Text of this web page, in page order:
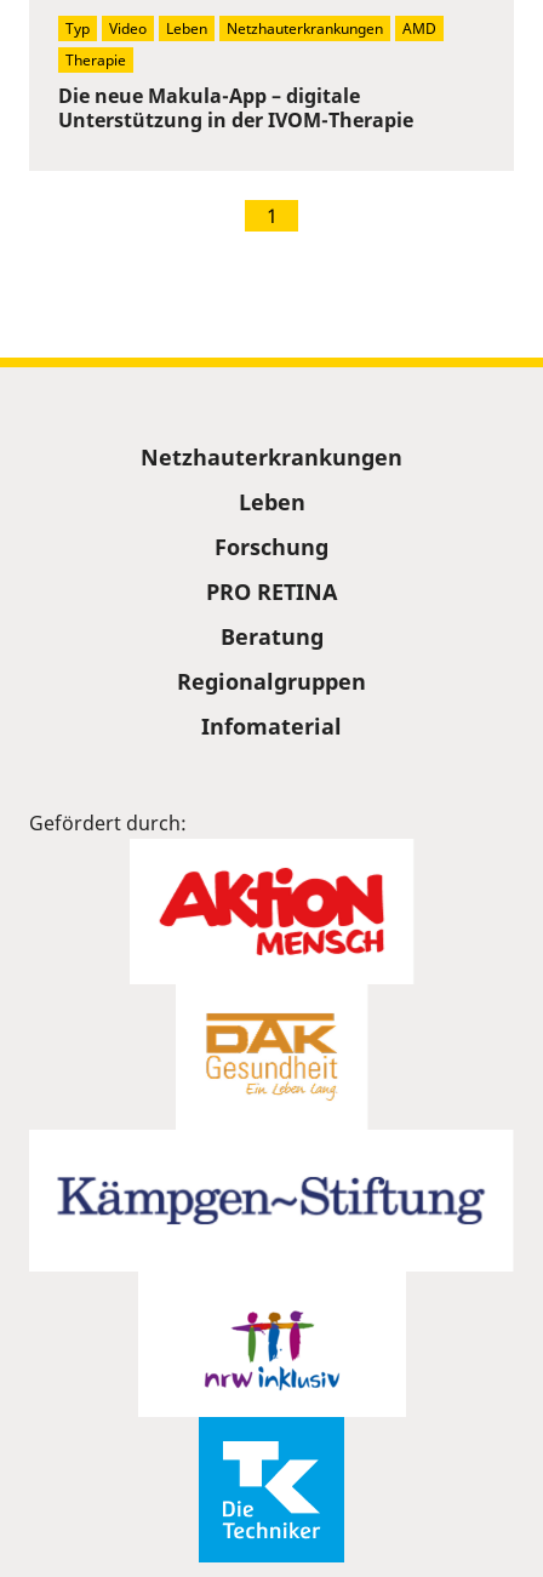
Die neue Makula-App – digitale
Unterstützung in der IVOM-Therapie
Typ Video Leben Netzhauterkrankungen
AMD
Therapie
1
Netzhauterkrankungen
Leben
Forschung
PRO RETINA
Beratung
Regionalgruppen
Infomaterial
Gefördert durch: